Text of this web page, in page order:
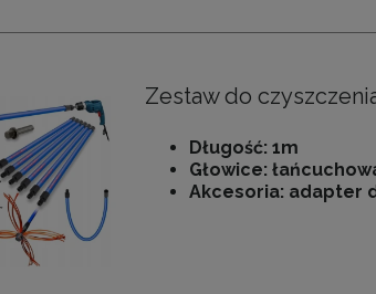
Zestaw do
Długość: 1m
Głowice:
Akcesoria: adapter